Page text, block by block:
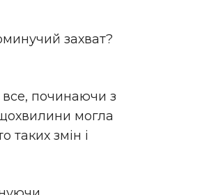
захват?
починаючи з
могла
таких змін і